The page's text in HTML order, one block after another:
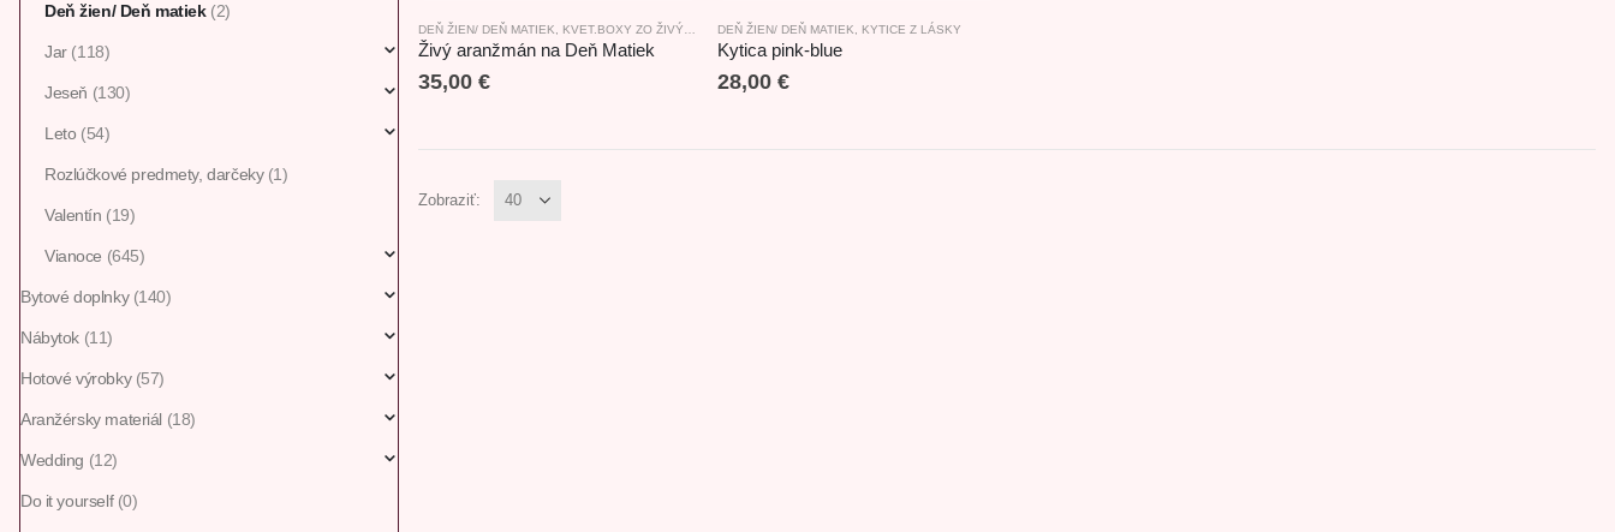
DEŇ ŽIEN/ DEŇ MATIEK KVET.BOXY ZO ŽIVÝCH KVETOV - OKRÚHLE
Živý aranžmán na Deň Matiek
35,00 €
DEŇ ŽIEN/ DEŇ MATIEK KYTICE Z LÁSKY
Kytica pink-blue
28,00 €
Zobraziť:
Deň žien/ Deň matiek (2)
Jar (118)
Jeseň (130)
Leto (54)
Rozlúčkové predmety, darčeky (1)
Valentín (19)
Vianoce (645)
Bytové doplnky (140)
Nábytok (11)
Hotové výrobky (57)
Aranžérsky materiál (18)
Wedding (12)
Do it yourself (0)